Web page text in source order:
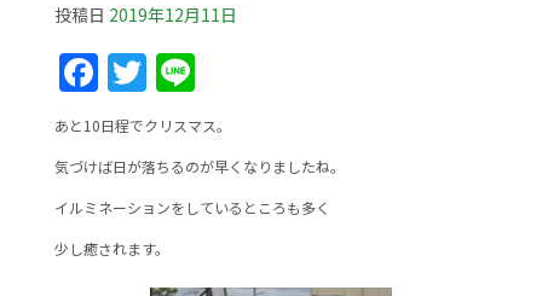
投稿日 2019年12月11日
F
a
c
e
b
o
T
w
itt
er
Li
n
e
あと10日程でクリスマス。
気づけば日が落ちるのが早くなりましたね。
イルミネーションをしているところも多く
少し癒されます。